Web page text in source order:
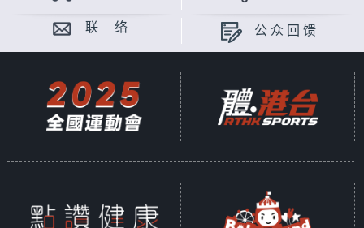
联 络 公众回馈